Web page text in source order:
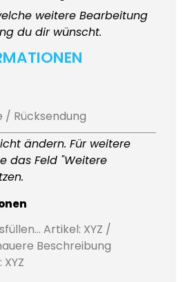
weitere Bearbeitung
du dir wünscht.
ändern. Für weitere
das Feld "Weitere